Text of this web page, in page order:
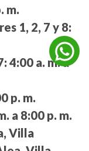
m.
1, 2, 7 y 8:
4:00 a. m. a
p. m.
a 8:00 p. m.
Villa